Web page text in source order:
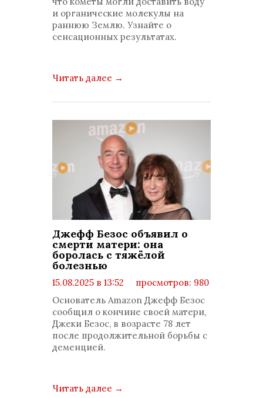
и органические молекулы на
раннюю Землю. Узнайте о
сенсационных результатах.
Читать далее →
Джефф Безос объявил о
смерти матери: она
боролась с тяжёлой
болезнью
15.08.2025 в 13:52
просмотров: 980
комментариев: 0
Основатель Amazon Джефф Безос
сообщил о кончине своей матери,
Джеки Безос, в возрасте 78 лет
после продолжительной борьбы с
деменцией.
Читать далее →